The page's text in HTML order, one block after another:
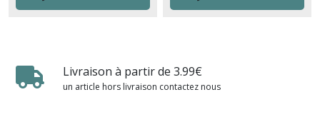
Livraison à partir de 3.99€
un article hors livraison contactez nous